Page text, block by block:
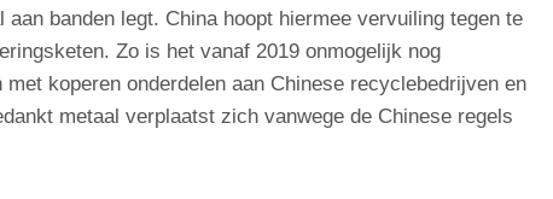
banden legt. China hoopt hiermee vervuiling tegen te
Zo is het vanaf 2019 onmogelijk nog
koperen onderdelen aan Chinese recyclebedrijven en
metaal verplaatst zich vanwege de Chinese regels